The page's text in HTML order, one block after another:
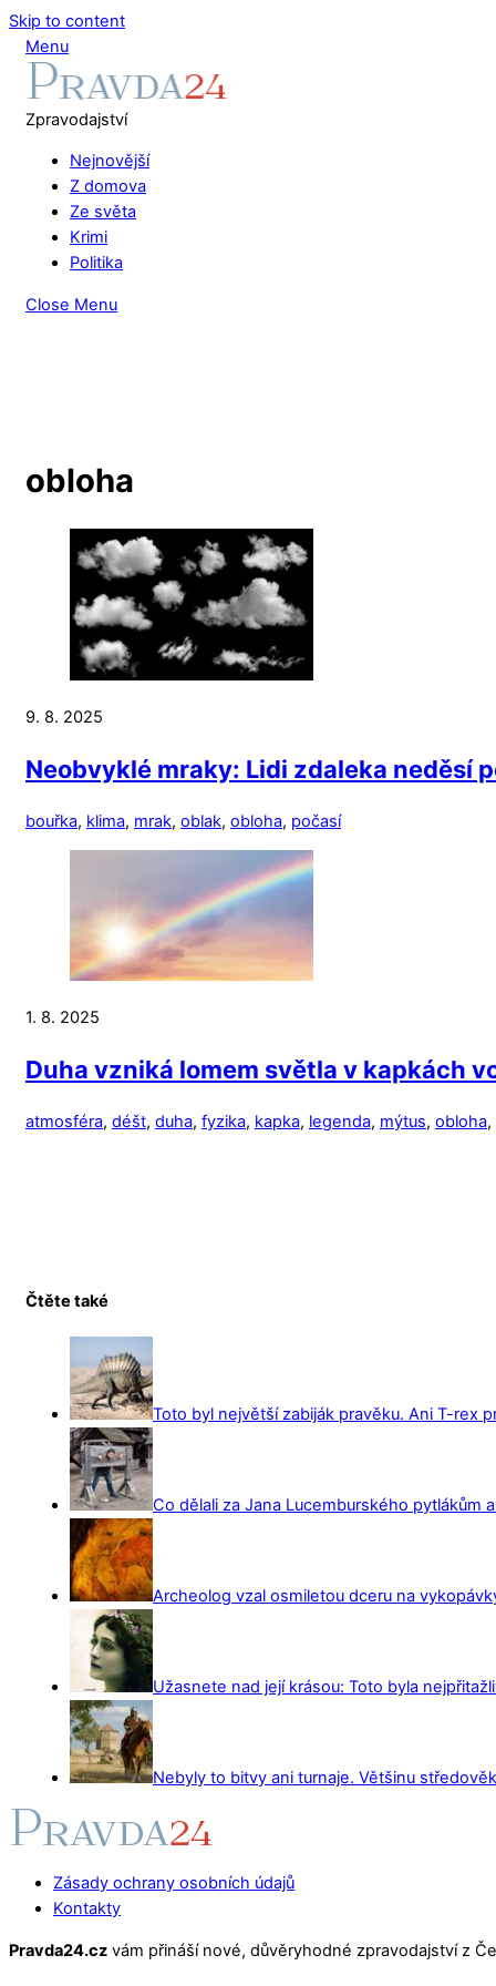
Skip to content
Menu
Zpravodajství
Nejnovější
Z domova
Ze světa
Krimi
Politika
Close Menu
obloha
9. 8. 2025
Neobvyklé mraky: Lidi zdaleka neděsí
bouřka, klima, mrak, oblak, obloha, počasí
1. 8. 2025
Duha vzniká lomem světla v kapkách
atmosféra, déšt, duha, fyzika, kapka, legenda, mýtus, obloha,
Čtěte také
Toto byl největší zabiják pravěku. Ani T-rex
Co dělali za Jana Lucemburského pytlákům
Archeolog vzal osmiletou dceru na
Užasnete nad její krásou: Toto byla
Nebyly to bitvy ani turnaje. Většinu
Zásady ochrany osobních údajů
Kontakty
Pravda24.cz vám přináší nové, důvěryhodné zpravodajství z